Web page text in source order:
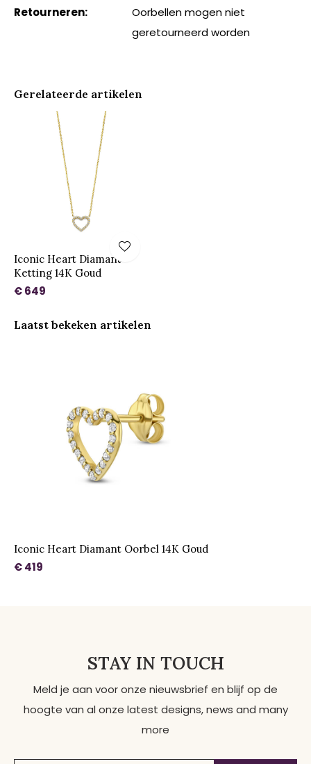
Retourneren:
Oorbellen mogen niet
geretourneerd worden
Gerelateerde artikelen
Iconic Heart Diamant
Ketting 14K Goud
€ 649
Laatst bekeken artikelen
Iconic Heart Diamant Oorbel 14K Goud
€ 419
STAY IN TOUCH
Meld je aan voor onze nieuwsbrief en blijf op de
hoogte van al onze latest designs, news and many
more